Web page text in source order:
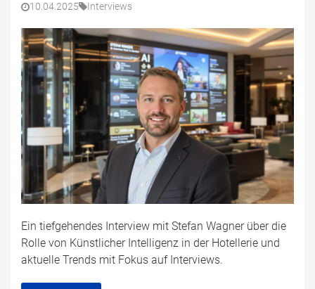
10.04.2025 Interviews
Ein tiefgehendes Interview mit Stefan Wagner über die
Rolle von Künstlicher Intelligenz in der Hotellerie und
aktuelle Trends mit Fokus auf Interviews.